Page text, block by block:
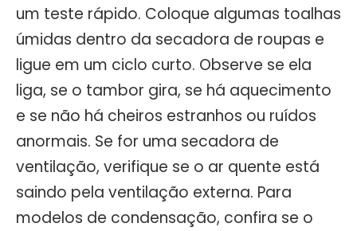
um teste rápido. Coloque algumas toalhas
úmidas dentro da secadora de roupas e
ligue em um ciclo curto. Observe se ela
liga, se o tambor gira, se há aquecimento
e se não há cheiros estranhos ou ruídos
anormais. Se for uma secadora de
ventilação, verifique se o ar quente está
saindo pela ventilação externa. Para
modelos de condensação, confira se o